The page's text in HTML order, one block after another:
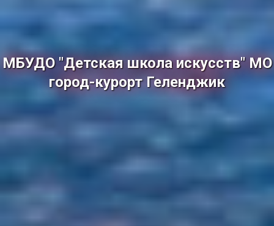
МБУДО "Детская школа искусств" МО
город-курорт Геленджик